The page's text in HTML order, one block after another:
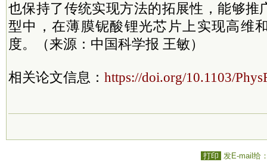
也保持了传统实现方法的拓展性，能够推
型中，在薄膜铌酸锂光芯片上实现高维
度。（来源：中国科学报 王敏）
相关论文信息： https://doi.org/10.1103/
打印 发E-mail给